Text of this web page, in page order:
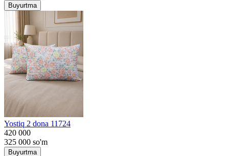
Buyurtma
Yostiq 2 dona 11724
420 000
325 000 so'm
Buyurtma